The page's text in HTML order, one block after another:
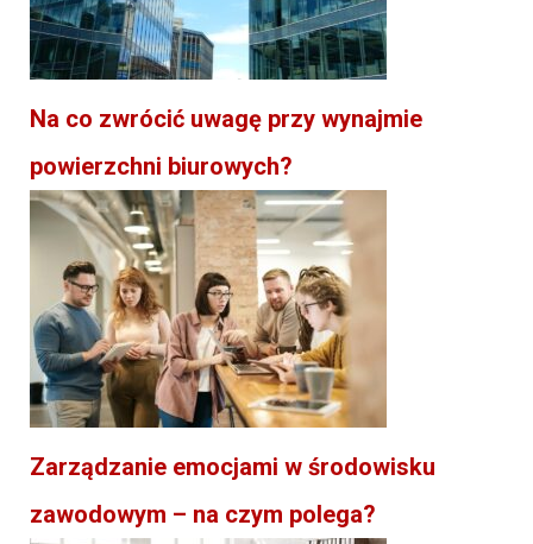
Na co zwrócić uwagę przy wynajmie
powierzchni biurowych?
Zarządzanie emocjami w środowisku
zawodowym – na czym polega?